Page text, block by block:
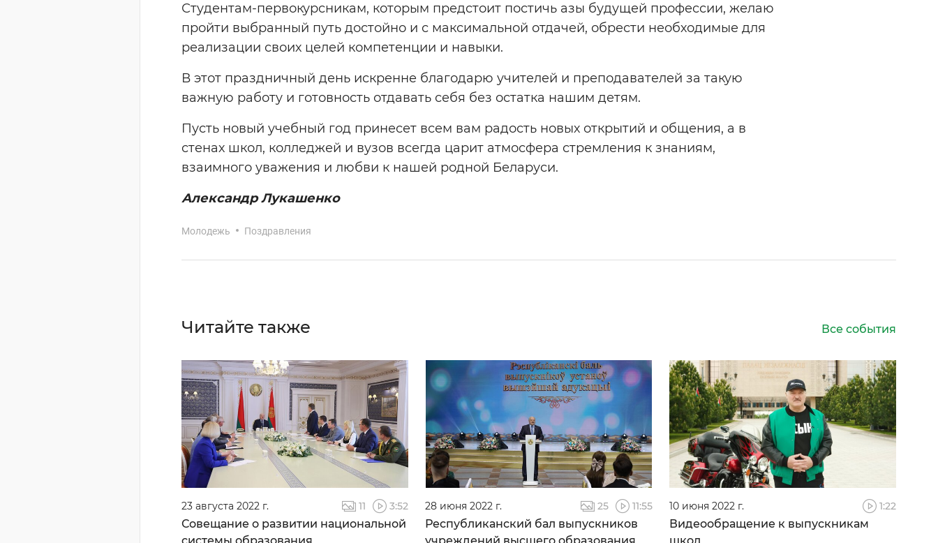
Студентам-первокурсникам, которым предстоит постичь азы будущей профессии, желаю
пройти выбранный путь достойно и с максимальной отдачей, обрести необходимые для
реализации своих целей компетенции и навыки.
В этот праздничный день искренне благодарю учителей и преподавателей за такую
важную работу и готовность отдавать себя без остатка нашим детям.
Пусть новый учебный год принесет всем вам радость новых открытий и общения, а в
стенах школ, колледжей и вузов всегда царит атмосфера стремления к знаниям,
взаимного уважения и любви к нашей родной Беларуси.
Александр Лукашенко
Молодежь Поздравления
Читайте также Все события
23 августа 2022 г. 11 3:52
Совещание о развитии национальной
28 июня 2022 г. 25 11:55
Республиканский бал выпускников
10 июня 2022 г. 1:22
Видеообращение к выпускникам